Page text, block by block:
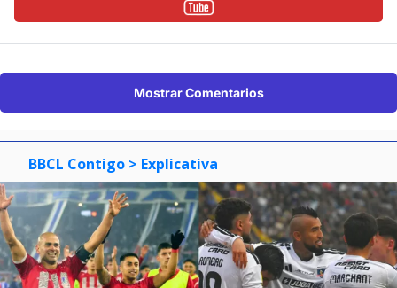
Mostrar Comentarios
BBCL Contigo > Explicativa